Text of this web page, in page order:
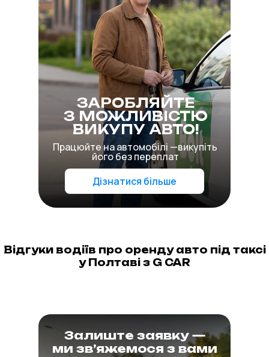
Дізнатися більше
Працюйте на автомобілі —викупіть
його без переплат
ЗАРОБЛЯЙТЕ
З МОЖЛИВІСТЮ
ВИКУПУ АВТО!
Відгуки водіїв про оренду авто під таксі
у Полтаві з G CAR
Залиште заявку —
ми зв’яжемося з вами